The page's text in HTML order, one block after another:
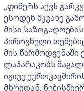
„ფიშერს აქვს
ესოდენ მკვახე
მისი
პიროვნული
მის წარმოდგენაში
ლაპარაკობს
იგივე
მხრიდან,